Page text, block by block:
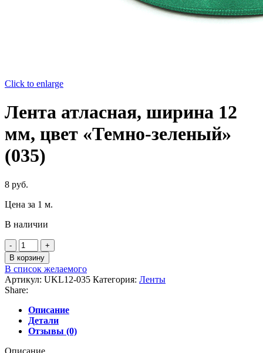
Click to enlarge
Лента атласная, ширина 12
мм, цвет «Темно-зеленый»
(035)
8 руб.
Цена за 1 м.
В наличии
Количество
товара
Лента
атласная,
ширина
12
мм,
цвет
"Темно-
зеленый"
(035)
В корзину
В список желаемого
Артикул: UKL12-035 Категория: Ленты
Share:
Описание
Детали
Отзывы (0)
Описание